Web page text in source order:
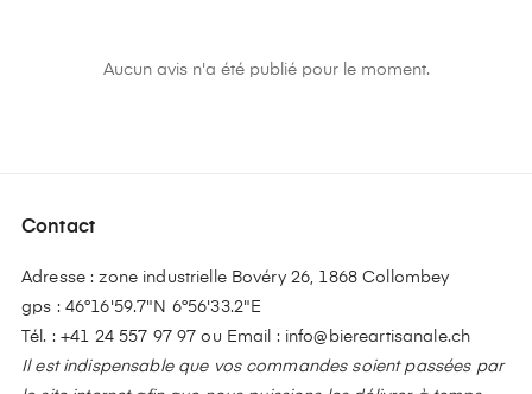
Aucun avis n'a été publié pour le moment.
Contact
Adresse : zone industrielle Bovéry 26, 1868 Collombey
gps : 46°16'59.7"N 6°56'33.2"E
Tél. : +41 24 557 97 97 ou Email : info@biereartisanale.ch
Il est indispensable que vos commandes soient passées par